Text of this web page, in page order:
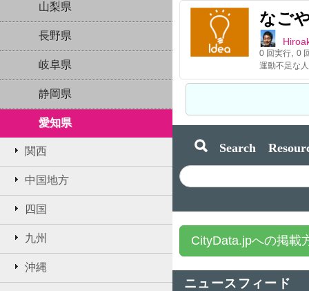
山梨県
長野県
岐阜県
静岡県
愛知県
関西
中国地方
四国
九州
沖縄
なご
0 回実行 0
Search
CityData.jpへの掲載
ニュースフィード